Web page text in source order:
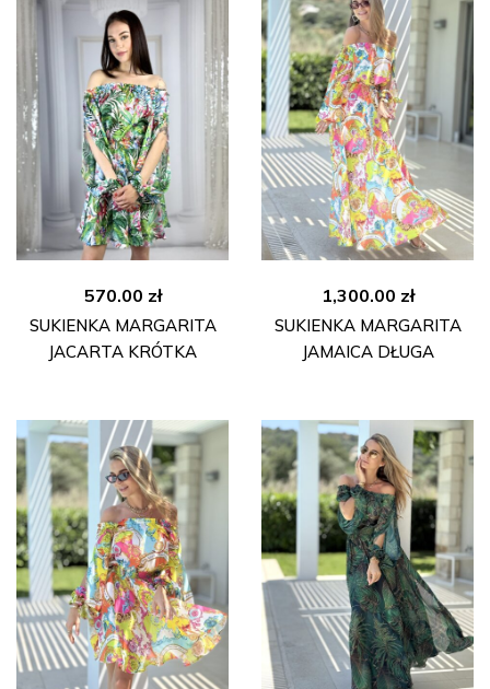
570.00 zł
SUKIENKA MARGARITA
JACARTA KRÓTKA
1,300.00 zł
SUKIENKA MARGARITA
JAMAICA DŁUGA